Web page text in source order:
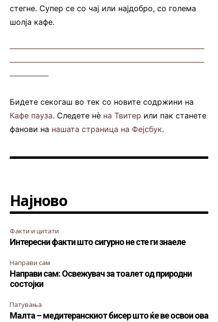
стегне. Супер се со чај или најдобро, со голема
шолја кафе.
—————————————————————————
—————————————————————————
—————
Бидете секогаш во тек со новите содржини на
Кафе пауза. Следете нè на Твитер или пак станете
фанови на нашата страница на Фејсбук.
Најново
Факти и цитати
Интересни факти што сигурно не сте ги знаеле
Направи сам
Направи сам: Освежувач за тоалет од природни
состојки
Патувања
Малта – медитеранскиот бисер што ќе ве освои ова